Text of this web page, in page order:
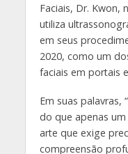
Faciais, Dr. Kwon,
utiliza
em seus
2020, como um
faciais em portais
Em suas palavras,
do que apenas
arte que exige
compreensão